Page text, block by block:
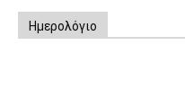
Ημερολόγιο